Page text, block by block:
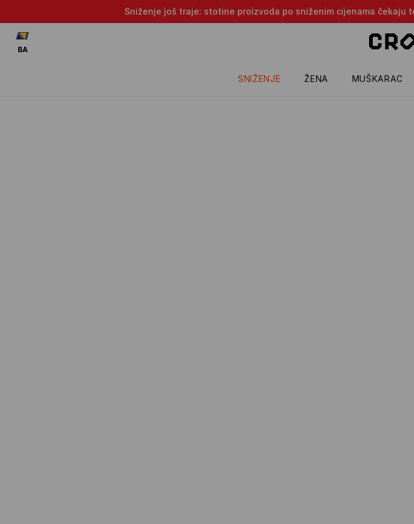
Sniženje još traje: stotine proizvoda po sniženim cijenama čekaju
SNIŽENJE ŽENA MUŠKARAC
BA